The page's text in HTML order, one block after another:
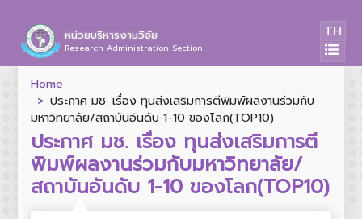
หน่วยบริหารงานวิจัย
Research Administration Section
TH
Home
ประกาศ มช. เรื่อง ทุนส่งเสริมการตีพิมพ์ผลงานร่วมกับ
มหาวิทยาลัย/สถาบันอันดับ 1-10 ของโลก(TOP10)
ประกาศ มช. เรื่อง ทุนส่งเสริมการตี
พิมพ์ผลงานร่วมกับมหาวิทยาลัย/
สถาบันอันดับ 1-10 ของโลก(TOP10)